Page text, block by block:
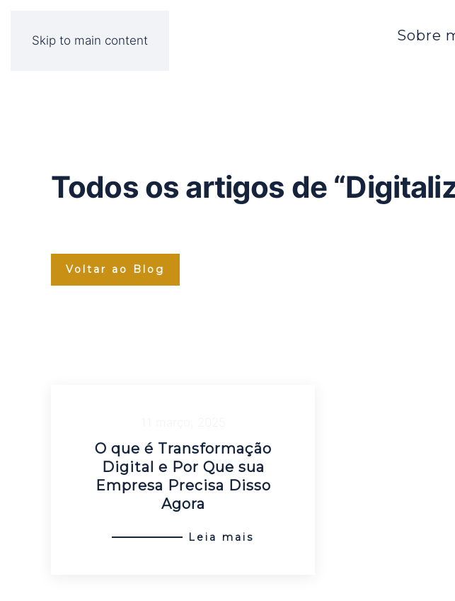
Skip to main content Sobre
Todos os artigos de
Voltar ao Blog
O que é Transformação
Digital e Por Que sua
Empresa Precisa Disso
Agora
Leia mais